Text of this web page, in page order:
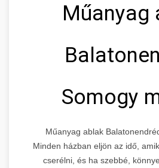
Műanyag
Somogy
Műanyag ablak
Minden házban eljön az idő,
cserélni, és ha szebbé,